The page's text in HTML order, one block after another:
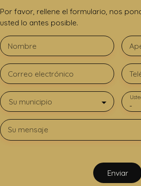
Por favor, rellene el formulario, nos
usted lo antes posible.
Nombre
Correo electrónico
Su municipio -
Su mensaje
Enviar